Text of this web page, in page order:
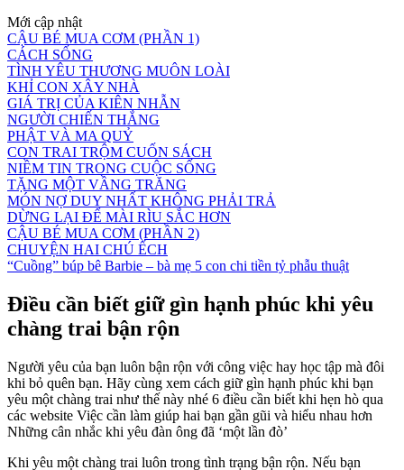
Mới cập nhật
CẬU BÉ MUA CƠM (PHẦN 1)
CÁCH SỐNG
TÌNH YÊU THƯƠNG MUÔN LOÀI
KHỈ CON XÂY NHÀ
GIÁ TRỊ CỦA KIÊN NHẪN
NGƯỜI CHIẾN THẮNG
PHẬT VÀ MA QUỶ
CON TRAI TRỘM CUỐN SÁCH
NIỀM TIN TRONG CUỘC SỐNG
TẶNG MỘT VẦNG TRĂNG
MÓN NỢ DUY NHẤT KHÔNG PHẢI TRẢ
DỪNG LẠI ĐỂ MÀI RÌU SẮC HƠN
CẬU BÉ MUA CƠM (PHẦN 2)
CHUYỆN HAI CHÚ ẾCH
“Cuồng” búp bê Barbie – bà mẹ 5 con chi tiền tỷ phẫu thuật
Điều cần biết giữ gìn hạnh phúc khi yêu
chàng trai bận rộn
Người yêu của bạn luôn bận rộn với công việc hay học tập mà đôi
khi bỏ quên bạn. Hãy cùng xem cách giữ gìn hạnh phúc khi bạn
yêu một chàng trai như thế này nhé 6 điều cần biết khi hẹn hò qua
các website Việc cần làm giúp hai bạn gần gũi và hiểu nhau hơn
Những cân nhắc khi yêu đàn ông đã ‘một lần đò’
Khi yêu một chàng trai luôn trong tình trạng bận rộn. Nếu bạn